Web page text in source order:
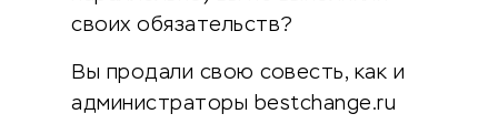
своих обязательств?
Вы продали свою совесть, как и
администраторы bestchange.ru